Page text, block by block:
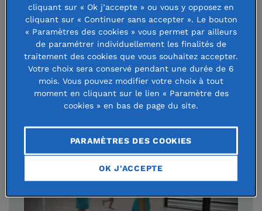
de l’espacedevant l’Assemblée nationale, 20 ans après
Passe la balle. Je m’apprêtais à solliciter le Sénat pour faire
la même opération, ce qui est compromis par les derniers
événements politiques. Je précise d’ailleurs que ce
documentaire de 30 mn est accessible à tous, et
partageable sans modération. Chaque diffusion, c’est un
petit pas de plus pour permettre à des petites filles de
cliquant sur « Ok j’accepte » ou vous y opposez en
cliquant sur « Continuer sans accepter ». Le bouton
« Paramètres des cookies » vous permet par ailleurs
de paramétrer individuellement les finalités de
traitement des cookies que vous souhaitez accepter.
Votre choix sera conservé pendant une durée de 6
mois. Vous pouvez modifier votre choix à tout
moment en cliquant sur le lien « Paramètre des
cookies » en bas de page du site.
PARAMÈTRES DES COOKIES
OK J'ACCEPTE